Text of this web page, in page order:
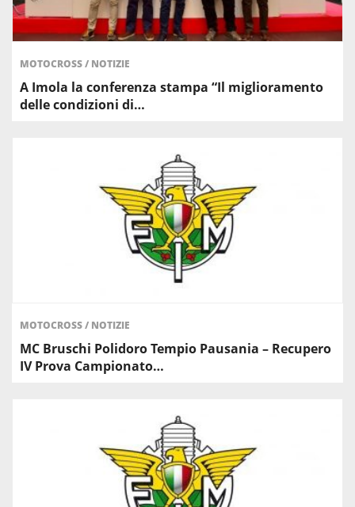
MOTOCROSS/ NOTIZIE
A Imola la conferenza stampa “Il miglioramento
delle condizioni di…
MOTOCROSS/ NOTIZIE
MC Bruschi Polidoro Tempio Pausania – Recupero
IV Prova Campionato…